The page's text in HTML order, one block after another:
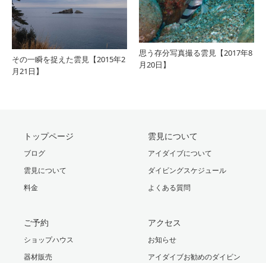
その一瞬を捉えた雲見【2015年2
月21日】
思う存分写真撮る雲見【2017年8
月20日】
トップページ
ブログ
雲見について
料金
雲見について
アイダイブについて
ダイビングスケジュール
よくある質問
ご予約
ショップハウス
器材販売
アクセス
お知らせ
アイダイブお勧めのダイビン